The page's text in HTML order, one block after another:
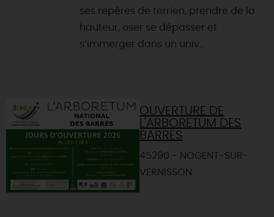
ses repères de terrien, prendre de la
hauteur, oser se dépasser et
s’immerger dans un univ...
OUVERTURE DE
L'ARBORETUM DES
BARRES
45290 - NOGENT-SUR-
VERNISSON